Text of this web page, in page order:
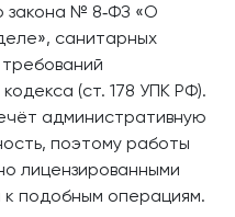
закона № 8‑ФЗ «О
санитарных
требований
(ст. 178 УПК РФ).
административную
поэтому работы
лицензированными
подобным операциям.